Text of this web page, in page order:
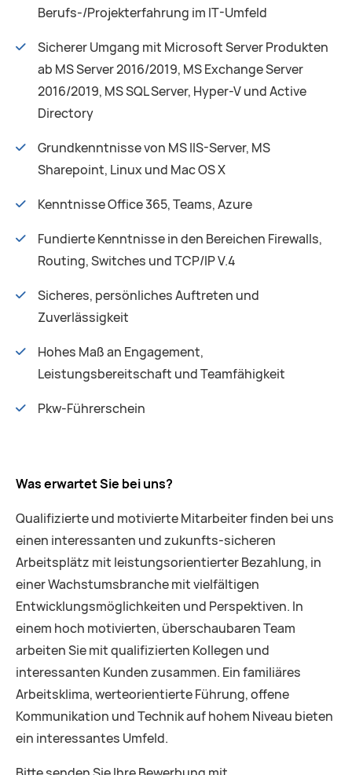
Berufs-/Projekterfahrung im IT-Umfeld
Sicherer Umgang mit Microsoft Server Produkten
ab MS Server 2016/2019, MS Exchange Server
2016/2019, MS SQL Server, Hyper-V und Active
Directory
Grundkenntnisse von MS IIS-Server, MS
Sharepoint, Linux und Mac OS X
Kenntnisse Office 365, Teams, Azure
Fundierte Kenntnisse in den Bereichen Firewalls,
Routing, Switches und TCP/IP V.4
Sicheres, persönliches Auftreten und
Zuverlässigkeit
Hohes Maß an Engagement,
Leistungsbereitschaft und Teamfähigkeit
Pkw-Führerschein
Was erwartet Sie bei uns?
Qualifizierte und motivierte Mitarbeiter finden bei uns
einen interessanten und zukunfts-sicheren
Arbeitsplätz mit leistungsorientierter Bezahlung, in
einer Wachstumsbranche mit vielfältigen
Entwicklungsmöglichkeiten und Perspektiven. In
einem hoch motivierten, überschaubaren Team
arbeiten Sie mit qualifizierten Kollegen und
interessanten Kunden zusammen. Ein familiäres
Arbeitsklima, werteorientierte Führung, offene
Kommunikation und Technik auf hohem Niveau bieten
ein interessantes Umfeld.